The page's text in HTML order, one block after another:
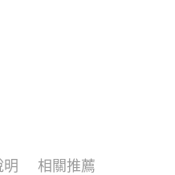
明 相關推薦